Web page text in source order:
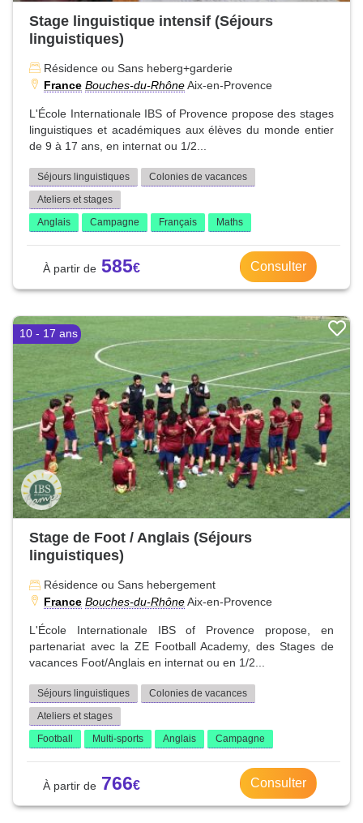
Stage linguistique intensif (Séjours
linguistiques)
Résidence ou Sans heberg+garderie
France Bouches-du-RhôneAix-en-Provence
L'École Internationale IBS of Provence propose des stages
linguistiques et académiques aux élèves du monde entier
de 9 à 17 ans, en internat ou 1/2...
Séjours linguistiques
Colonies de vacances
Ateliers et stages
Anglais
Campagne Français Maths
585 Consulter
10 - 17 ans
Stage de Foot / Anglais (Séjours
linguistiques)
Résidence ou Sans hebergement
France Bouches-du-RhôneAix-en-Provence
L'École Internationale IBS of Provence propose, en
partenariat avec la ZE Football Academy, des Stages de
vacances Foot/Anglais en internat ou en 1/2...
Séjours linguistiques
Colonies de vacances
Ateliers et stages
Football
Multi-sports Anglais Campagne
766 Consulter